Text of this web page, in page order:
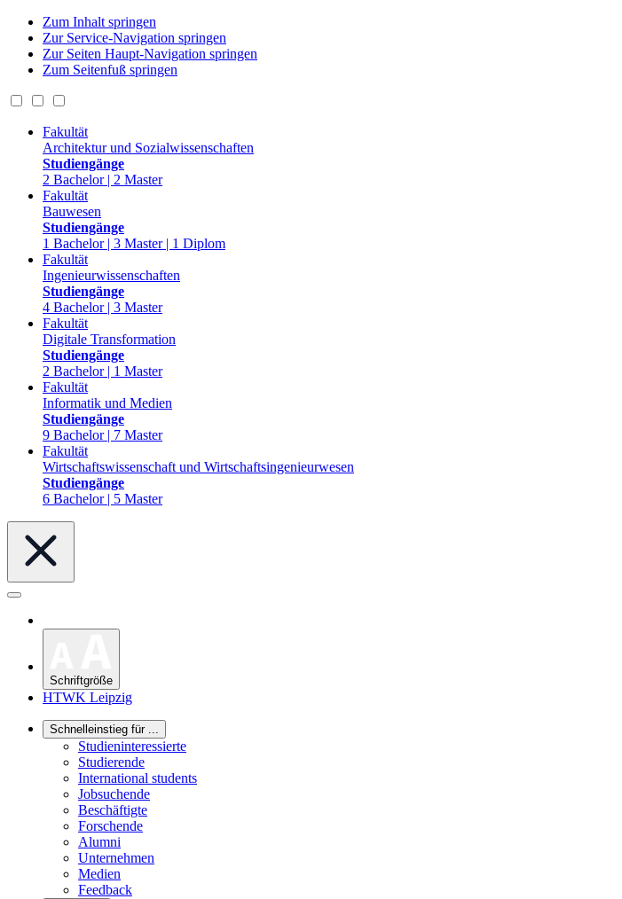
Zum Inhalt springen
Zur Service-Navigation springen
Zur Seiten Haupt-Navigation springen
Zum Seitenfuß springen
Fakultät
Architektur und Sozialwissenschaften
Studiengänge
2 Bachelor | 2 Master
Fakultät
Bauwesen
Studiengänge
1 Bachelor | 3 Master | 1 Diplom
Fakultät
Ingenieurwissenschaften
Studiengänge
4 Bachelor | 3 Master
Fakultät
Digitale Transformation
Studiengänge
2 Bachelor | 1 Master
Fakultät
Informatik und Medien
Studiengänge
9 Bachelor | 7 Master
Fakultät
Wirtschaftswissenschaft und Wirtschaftsingenieurwesen
Studiengänge
6 Bachelor | 5 Master
Schriftgröße
HTWK Leipzig
Schnelleinstieg für ...
Studieninteressierte
Studierende
International students
Jobsuchende
Beschäftigte
Forschende
Alumni
Unternehmen
Medien
Feedback